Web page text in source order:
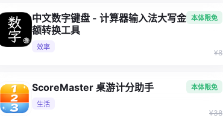
中文数字键盘 - 计算器输入法大写金
额转换工具
效率
本体限免
¥8
ScoreMaster 桌游计分助手
生活
本体限免
¥38